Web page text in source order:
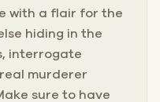
with a flair for the
hiding in the
interrogate
murderer
sure to have